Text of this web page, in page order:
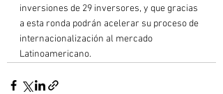
inversiones de 29 inversores, y que gracias
a esta ronda podrán acelerar su proceso de
internacionalización al mercado
Latinoamericano.